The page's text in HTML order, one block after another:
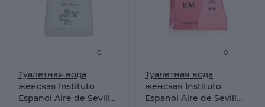
0
Туалетная вода
женская Instituto
Espanol Aire de Sevilla
0
Туалетная вода
женская Instituto
Espanol Aire de Sevilla